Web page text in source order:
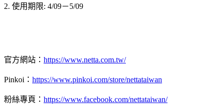
2. 使用期限: 4/09－5/09
官方網站： https://www.netta.com.tw/
Pinkoi： https://www.pinkoi.com/store/nettataiwan
粉絲專頁： https://www.facebook.com/nettataiwan/